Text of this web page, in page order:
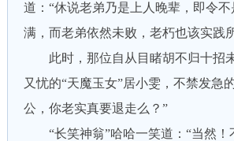
道：“休说老弟乃是上人晚辈，即令
满，而老弟依然未败，老朽也该实
此时，那位自从目睹胡不归十招
又忧的“天魔玉女”居小雯，不禁发急
公，你老实真要退走么？”
“长笑神翁”哈哈一笑道：“当然！